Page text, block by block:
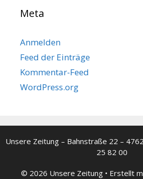
Meta
Anmelden
Feed der Einträge
Kommentar-Feed
WordPress.org
Unsere Zeitung – Bahnstraße 22 –
25 82 00
© 2026 Unsere Zeitung • Erstellt